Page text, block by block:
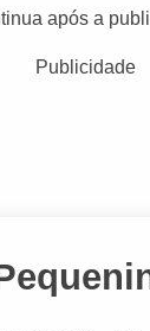
após a
Publicidade